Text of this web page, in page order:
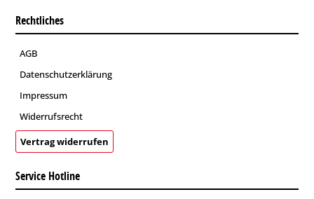
Rechtliches
AGB
Datenschutzerklärung
Impressum
Widerrufsrecht
Vertrag widerrufen
Service Hotline